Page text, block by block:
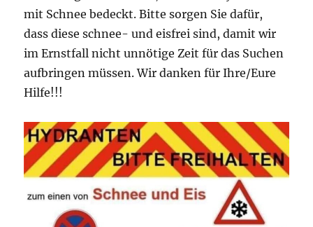
mit Schnee bedeckt. Bitte sorgen Sie dafür,
dass diese schnee- und eisfrei sind, damit wir
im Ernstfall nicht unnötige Zeit für das Suchen
aufbringen müssen. Wir danken für Ihre/Eure
Hilfe!!!